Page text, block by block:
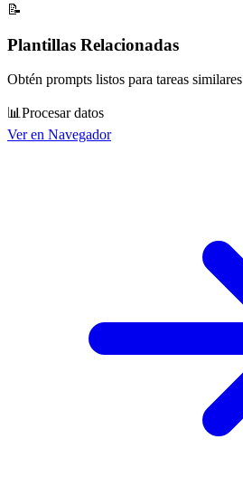
📝
Plantillas Relacionadas
Obtén prompts listos para tareas similares
📊 Procesar datos
Ver en Navegador